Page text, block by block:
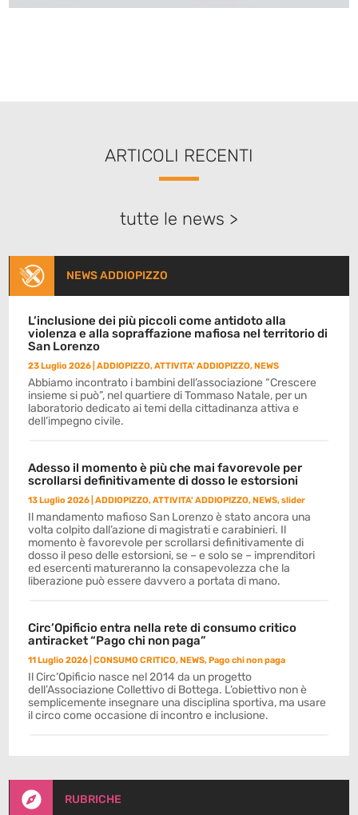
ARTICOLI RECENTI
tutte le news >
NEWS ADDIOPIZZO
L’inclusione dei più piccoli come antidoto alla
violenza e alla sopraffazione mafiosa nel territorio di
San Lorenzo
23 Luglio 2026 |ADDIOPIZZO,ATTIVITA' ADDIOPIZZO,NEWS
Abbiamo incontrato i bambini dell’associazione “Crescere
insieme si può”, nel quartiere di Tommaso Natale, per un
laboratorio dedicato ai temi della cittadinanza attiva e
dell’impegno civile.
Adesso il momento è più che mai favorevole per
scrollarsi definitivamente di dosso le estorsioni
13 Luglio 2026 |ADDIOPIZZO,ATTIVITA' ADDIOPIZZO,NEWS,slider
Il mandamento mafioso San Lorenzo è stato ancora una
volta colpito dall’azione di magistrati e carabinieri. Il
momento è favorevole per scrollarsi definitivamente di
dosso il peso delle estorsioni, se – e solo se – imprenditori
ed esercenti matureranno la consapevolezza che la
liberazione può essere davvero a portata di mano.
Circ’Opificio entra nella rete di consumo critico
antiracket “Pago chi non paga”
11 Luglio 2026 |CONSUMO CRITICO,NEWS,Pago chi non paga
Il Circ’Opificio nasce nel 2014 da un progetto
dell’Associazione Collettivo di Bottega. L’obiettivo non è
semplicemente insegnare una disciplina sportiva, ma usare
il circo come occasione di incontro e inclusione.
 RUBRICHE